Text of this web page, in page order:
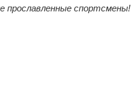
прославленные спортсмены!